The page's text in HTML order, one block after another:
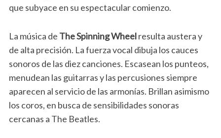
que subyace en su espectacular comienzo.
La música de The Spinning Wheelresulta austera y
de alta precisión. La fuerza vocal dibuja los cauces
sonoros de las diez canciones. Escasean los punteos,
menudean las guitarras y las percusiones siempre
aparecen al servicio de las armonías. Brillan asimismo
los coros, en busca de sensibilidades sonoras
cercanas a The Beatles.